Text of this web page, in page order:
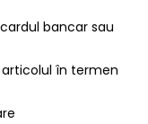
bancar sau
în termen